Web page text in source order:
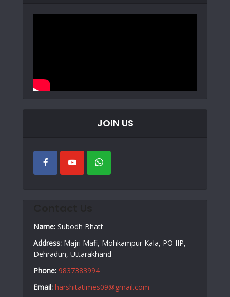
JOIN US
Name: Subodh Bhatt
Address: Majri Mafi, Mohkampur Kala, PO IIP,
Dehradun, Uttarakhand
Phone: 9837383994
Email: harshitatimes09@gmail.com